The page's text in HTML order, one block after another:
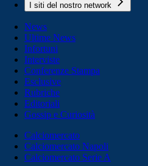
I siti del nostro network
News
Ultime News
Infortuni
Interviste
Conferenze Stampa
Esclusive
Rubriche
Editoriali
Gossip e Curiosità
Calciomercato
Calciomercato Napoli
Calciomercato Serie A